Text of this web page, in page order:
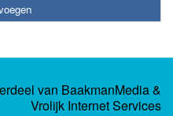
van BaakmanMedia&
Vrolijk Internet Services